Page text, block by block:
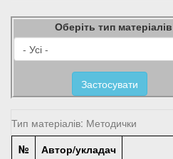
Оберіть тип матеріалів
Застосувати
Тип матеріалів: Методички
№
Автор/укладач